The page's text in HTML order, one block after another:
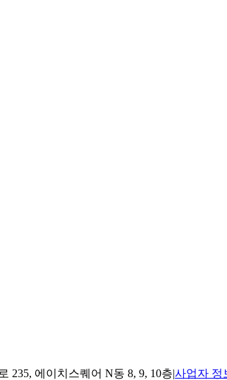
235, 에이치스퀘어 N동 8, 9, 10층|사업자 정